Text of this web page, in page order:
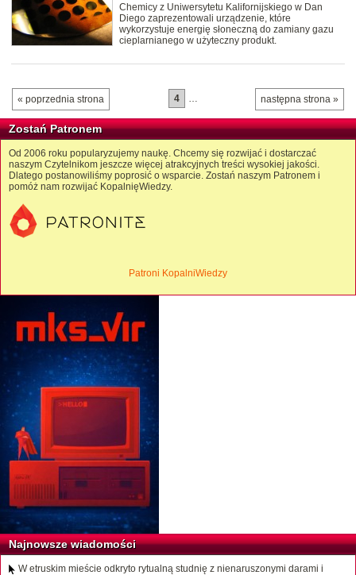
Chemicy z Uniwersytetu Kalifornijskiego w Dan
Diego zaprezentowali urządzenie, które
wykorzystuje energię słoneczną do zamiany gazu
cieplarnianego w użyteczny produkt.
« poprzednia strona następna strona »
4 …
Zostań Patronem
Od 2006 roku popularyzujemy naukę. Chcemy się rozwijać i dostarczać
naszym Czytelnikom jeszcze więcej atrakcyjnych treści wysokiej jakości.
Dlatego postanowiliśmy poprosić o wsparcie. Zostań naszym Patronem i
pomóż nam rozwijać KopalnięWiedzy.
Patroni KopalniWiedzy
Najnowsze wiadomości
W etruskim mieście odkryto rytualną studnię z nienaruszonymi darami i